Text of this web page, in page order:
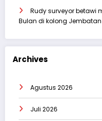
Rudy surveyor betawi
Bulan di kolong
Archives
Agustus 2026
Juli 2026